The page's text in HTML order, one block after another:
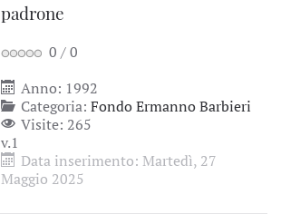
padrone
0 /0
Anno: 1992
Categoria: Fondo Ermanno Barbieri
Visite: 265
v.1
Data inserimento: Martedì, 27
Maggio 2025